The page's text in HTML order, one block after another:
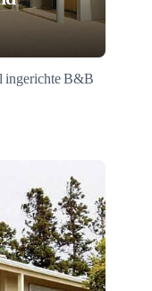
ingerichte B&B